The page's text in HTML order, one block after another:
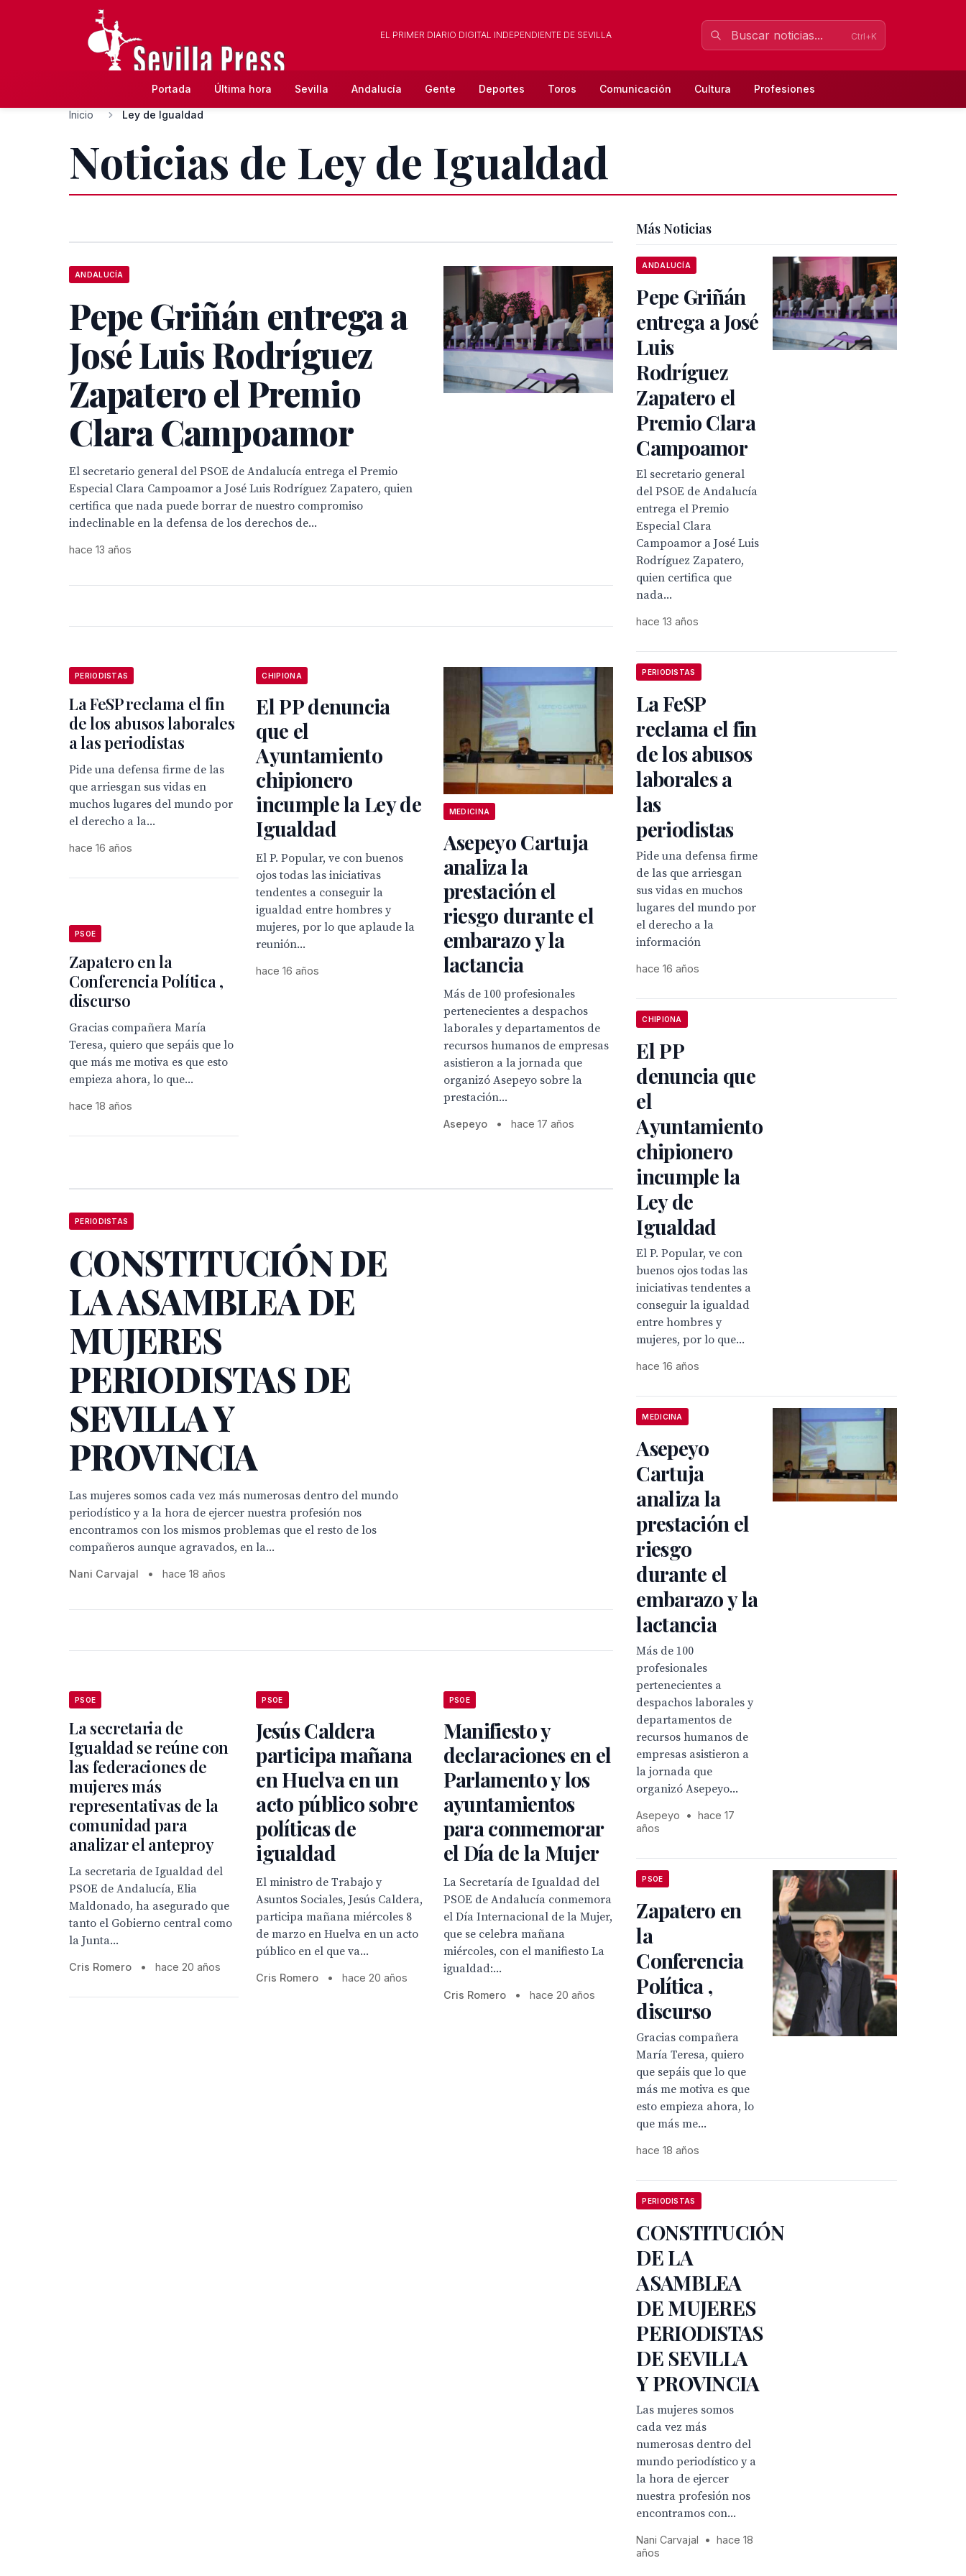
EL PRIMER DIARIO DIGITAL INDEPENDIENTE DE SEVILLA Ctrl+K
Portada Última hora Sevilla Andalucía Gente Deportes Toros Comunicación Cultura Profesiones
Inicio Ley de Igualdad
Noticias de Ley de Igualdad
ANDALUCÍA
Pepe Griñán entrega a
José Luis Rodríguez
Zapatero el Premio
Clara Campoamor
El secretario general del PSOE de Andalucía entrega el Premio
Especial Clara Campoamor a José Luis Rodríguez Zapatero, quien
certifica que nada puede borrar de nuestro compromiso
indeclinable en la defensa de los derechos de...
hace 13 años
PERIODISTAS
La FeSP reclama el fin
de los abusos laborales
a las periodistas
Pide una defensa firme de las
que arriesgan sus vidas en
muchos lugares del mundo por
el derecho a la...
hace 16 años
CHIPIONA
El PP denuncia
que el
Ayuntamiento
chipionero
incumple la Ley de
Igualdad
El P. Popular, ve con buenos
ojos todas las iniciativas
tendentes a conseguir la
igualdad entre hombres y
mujeres, por lo que aplaude la
reunión...
hace 16 años
MEDICINA
Asepeyo Cartuja
analiza la
prestación el
riesgo durante el
embarazo y la
lactancia
Más de 100 profesionales
pertenecientes a despachos
laborales y departamentos de
recursos humanos de empresas
asistieron a la jornada que
organizó Asepeyo sobre la
prestación...
Asepeyo • hace 17 años
PSOE
Zapatero en la
Conferencia Política ,
discurso
Gracias compañera María
Teresa, quiero que sepáis que lo
que más me motiva es que esto
empieza ahora, lo que...
hace 18 años
PERIODISTAS
CONSTITUCIÓN DE
LA ASAMBLEA DE
MUJERES
PERIODISTAS DE
SEVILLA Y
PROVINCIA
Las mujeres somos cada vez más numerosas dentro del mundo
periodístico y a la hora de ejercer nuestra profesión nos
encontramos con los mismos problemas que el resto de los
compañeros aunque agravados, en la...
Nani Carvajal • hace 18 años
PSOE
La secretaria de
Igualdad se reúne con
las federaciones de
mujeres más
representativas de la
comunidad para
analizar el anteproy
La secretaria de Igualdad del
PSOE de Andalucía, Elia
Maldonado, ha asegurado que
tanto el Gobierno central como
la Junta...
Cris Romero • hace 20 años
PSOE
Jesús Caldera
participa mañana
en Huelva en un
acto público sobre
políticas de
igualdad
El ministro de Trabajo y
Asuntos Sociales, Jesús Caldera,
participa mañana miércoles 8
de marzo en Huelva en un acto
público en el que va...
Cris Romero • hace 20 años
PSOE
Manifiesto y
declaraciones en el
Parlamento y los
ayuntamientos
para conmemorar
el Día de la Mujer
La Secretaría de Igualdad del
PSOE de Andalucía conmemora
el Día Internacional de la Mujer,
que se celebra mañana
miércoles, con el manifiesto La
igualdad:...
Cris Romero • hace 20 años
Más Noticias
ANDALUCÍA
Pepe Griñán
entrega a José
Luis
Rodríguez
Zapatero el
Premio Clara
Campoamor
El secretario general
del PSOE de Andalucía
entrega el Premio
Especial Clara
Campoamor a José Luis
Rodríguez Zapatero,
quien certifica que
nada...
hace 13 años
PERIODISTAS
La FeSP
reclama el fin
de los abusos
laborales a
las
periodistas
Pide una defensa firme
de las que arriesgan
sus vidas en muchos
lugares del mundo por
el derecho a la
información
hace 16 años
CHIPIONA
El PP
denuncia que
el
Ayuntamiento
chipionero
incumple la
Ley de
Igualdad
El P. Popular, ve con
buenos ojos todas las
iniciativas tendentes a
conseguir la igualdad
entre hombres y
mujeres, por lo que...
hace 16 años
MEDICINA
Asepeyo
Cartuja
analiza la
prestación el
riesgo
durante el
embarazo y la
lactancia
Más de 100
profesionales
pertenecientes a
despachos laborales y
departamentos de
recursos humanos de
empresas asistieron a
la jornada que
organizó Asepeyo...
Asepeyo •
hace 17
años
PSOE
Zapatero en
la
Conferencia
Política ,
discurso
Gracias compañera
María Teresa, quiero
que sepáis que lo que
más me motiva es que
esto empieza ahora, lo
que más me...
hace 18 años
PERIODISTAS
CONSTITUCIÓN
DE LA
ASAMBLEA
DE MUJERES
PERIODISTAS
DE SEVILLA
Y PROVINCIA
Las mujeres somos
cada vez más
numerosas dentro del
mundo periodístico y a
la hora de ejercer
nuestra profesión nos
encontramos con...
Nani Carvajal •
hace 18
años